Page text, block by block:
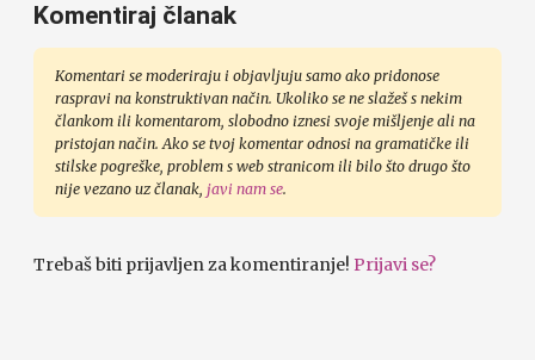
Komentiraj članak
Komentari se moderiraju i objavljuju samo ako pridonose
raspravi na konstruktivan način. Ukoliko se ne slažeš s nekim
člankom ili komentarom, slobodno iznesi svoje mišljenje ali na
pristojan način. Ako se tvoj komentar odnosi na gramatičke ili
stilske pogreške, problem s web stranicom ili bilo što drugo što
nije vezano uz članak, javi nam se.
Trebaš biti prijavljen za komentiranje! Prijavi se?